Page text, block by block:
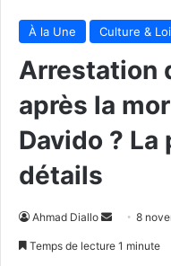
À la Une Culture &
Arrestation
après la
Davido ?
détails
Ahmad Diallo
Envoyer
8
Temps de lecture 1 minute